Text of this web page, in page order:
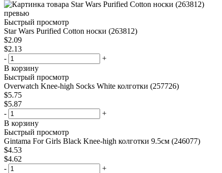
Быстрый просмотр
Star Wars Purified Cotton носки (263812)
$2.09
$2.13
-
+
В корзину
Быстрый просмотр
Overwatch Knee-high Socks White колготки (257726)
$5.75
$5.87
-
+
В корзину
Быстрый просмотр
Gintama For Girls Black Knee-high колготки 9.5см (246077)
$4.53
$4.62
-
+